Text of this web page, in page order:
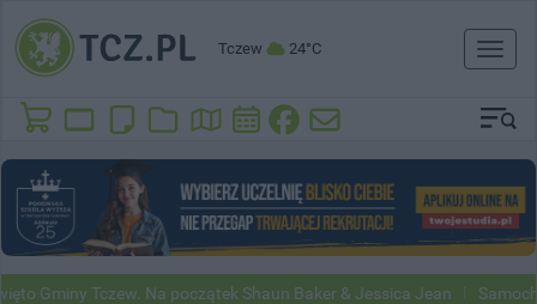
Tczew 24°C
Toggle
Gminy Tczew. Na początek Shaun Baker & Jessica Jean